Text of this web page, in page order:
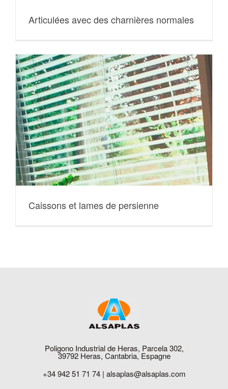
Articulées avec des charnières normales
Caissons et lames de persienne
Poligono Industrial de Heras, Parcela 302,
39792 Heras, Cantabria, Espagne
+34 942 51 71 74 | alsaplas@alsaplas.com